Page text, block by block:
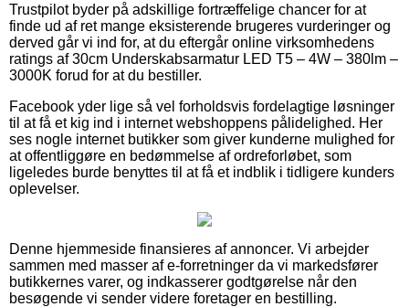
Trustpilot byder på adskillige fortræffelige chancer for at
finde ud af ret mange eksisterende brugeres vurderinger og
derved går vi ind for, at du eftergår online virksomhedens
ratings af 30cm Underskabsarmatur LED T5 – 4W – 380lm –
3000K forud for at du bestiller.
Facebook yder lige så vel forholdsvis fordelagtige løsninger
til at få et kig ind i internet webshoppens pålidelighed. Her
ses nogle internet butikker som giver kunderne mulighed for
at offentliggøre en bedømmelse af ordreforløbet, som
ligeledes burde benyttes til at få et indblik i tidligere kunders
oplevelser.
Denne hjemmeside finansieres af annoncer. Vi arbejder
sammen med masser af e-forretninger da vi markedsfører
butikkernes varer, og indkasserer godtgørelse når den
besøgende vi sender videre foretager en bestilling.